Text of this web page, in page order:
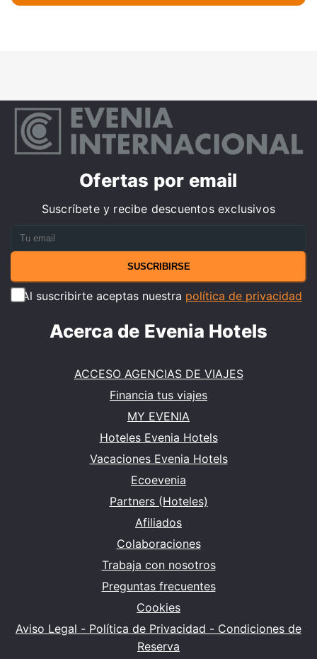
Ofertas por email
Suscríbete y recibe descuentos exclusivos
SUSCRIBIRSE
Al suscribirte aceptas nuestra política de privacidad
Acerca de Evenia Hotels
ACCESO AGENCIAS DE VIAJES
Financia tus viajes
MY EVENIA
Hoteles Evenia Hotels
Vacaciones Evenia Hotels
Ecoevenia
Partners (Hoteles)
Afiliados
Colaboraciones
Trabaja con nosotros
Preguntas frecuentes
Cookies
Aviso Legal - Política de Privacidad - Condiciones de
Reserva